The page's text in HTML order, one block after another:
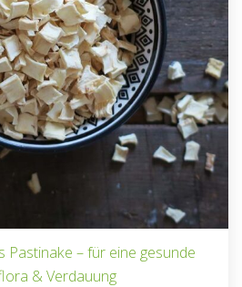
Pastinake – für eine gesunde
& Verdauung